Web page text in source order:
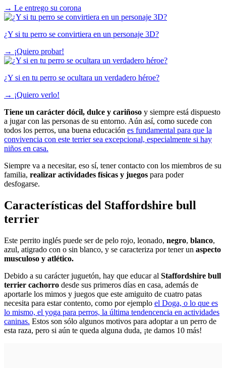
→ Le entrego su corona
¿Y si tu perro se convirtiera en un personaje 3D?
→ ¡Quiero probar!
¿Y si en tu perro se ocultara un verdadero héroe?
→ ¡Quiero verlo!
Tiene un carácter dócil, dulce y cariñoso y siempre está dispuesto
a jugar con las personas de su entorno. Aún así, como sucede con
todos los perros, una buena educación es fundamental para que la
convivencia con este terrier sea excepcional, especialmente si hay
niños en casa.
Siempre va a necesitar, eso sí, tener contacto con los miembros de su
familia, realizar actividades físicas y juegos para poder
desfogarse.
Características del Staffordshire bull
terrier
Este perrito inglés puede ser de pelo rojo, leonado, negro, blanco,
azul, atigrado con o sin blanco, y se caracteriza por tener un aspecto
musculoso y atlético.
Debido a su carácter juguetón, hay que educar al Staffordshire bull
terrier cachorro desde sus primeros días en casa, además de
aportarle los mimos y juegos que este amiguito de cuatro patas
necesita para estar contento, como por ejemplo el Doga, o lo que es
lo mismo, el yoga para perros, la última tendencencia en actividades
caninas. Estos son sólo algunos motivos para adoptar a un perro de
esta raza, pero si aún te queda alguna duda, ¡te damos 10 más!